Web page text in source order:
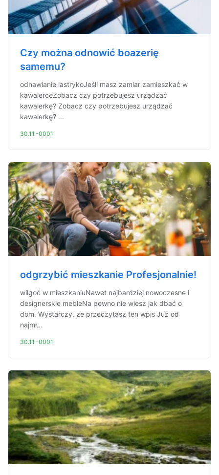
Czy można odnowić boazerię
samemu?
odnawianie lastrykoJeśli masz zamiar zamieszkać w
kawalerceZobacz czy potrzebujesz urządzać
kawalerkę? Zobacz czy potrzebujesz urządzać
kawalerkę? ...
30.11.-0001
odgrzybić mieszkanie Profesjonalnie!
wilgoć w mieszkaniuNawet najbardziej nowoczesne i
designerskie mebleNa pewno nie wiesz jak dbać o
dom. Wystarczy, że przeczytasz ten wpis Już od
najmł...
30.11.-0001